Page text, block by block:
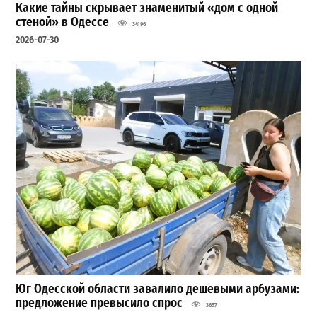
Какие тайны скрывает знаменитый «дом с одной
стеной» в Одессе
34196
2026-07-30
Юг Одесской области завалило дешевыми арбузами:
предложение превысило спрос
3657